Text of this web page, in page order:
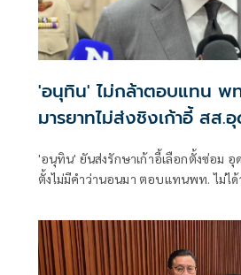
'อนุทิน' ไม่กล้าตอบแทน พท
มารยาทไม่ส่งชิงเก้าอี้ สส.
'อนุทิน' ยันส่งรักษาเก้าอี้เลือกตั้งซ่อม อุ
ตั้งไม่มีคำว่านอนมา ตอบแทนพท. ไม่ได้ว่าจะรักษามารยาท